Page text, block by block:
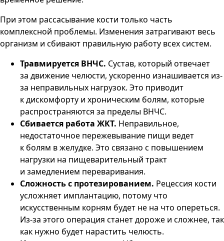
При этом рассасывание кости только часть
комплексной проблемы. Изменения затрагивают весь
организм и сбивают правильную работу всех систем.
Травмируется ВНЧС. Сустав, который отвечает
за движение челюсти, ускоренно изнашивается из-
за неправильных нагрузок. Это приводит
к дискомфорту и хроническим болям, которые
распространяются за пределы ВНЧС.
Сбивается работа ЖКТ. Неправильное,
недостаточное пережевывание пищи ведет
к болям в желудке. Это связано с повышением
нагрузки на пищеварительный тракт
и замедлением переваривания.
Сложность с протезированием. Рецессия кости
усложняет имплантацию, потому что
искусственным корням будет не на что опереться.
Из-за этого операция станет дороже и сложнее, так
как нужно будет нарастить челюсть.